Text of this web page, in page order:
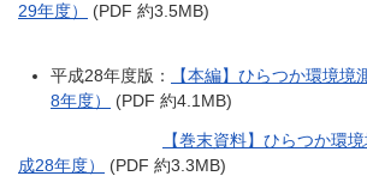
29年度）
(PDF 約3.5MB)
平成28年度版：
【本編】ひらつか環境境
8年度）
(PDF 約4.1MB)
【巻末資料】ひらつか環
成28年度）
(PDF 約3.3MB)